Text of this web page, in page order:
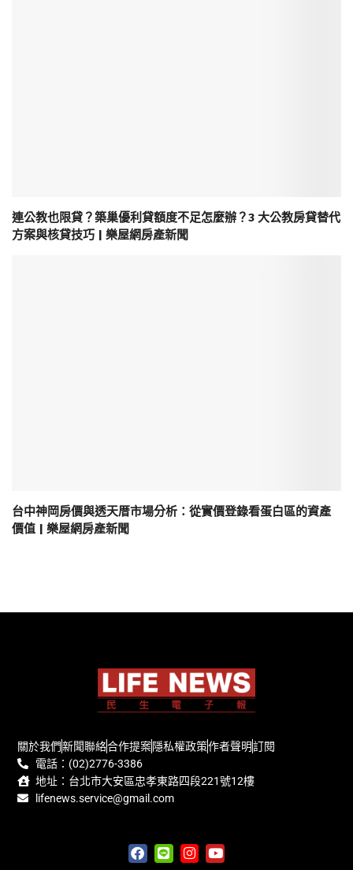
連公教也限貸？築巢優利貸額度不足怎麼辦？3 大公教房貸替代
方案與核貸技巧 | 樂屋網房產新聞
台中神岡房價與透天厝市場分析：從實價登錄看蛋白區的資產
價值 | 樂屋網房產新聞
關於我們新聞聯絡合作提案隱私權政策作者聲明訂閱
電話：(02)2776-3386
地址：台北市大安區忠孝東路四段221號12樓
lifenews.service@gmail.com